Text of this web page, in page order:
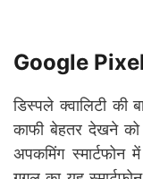
Google
डिस्पले क्वालिटी की
काफी बेहतर देखने को
अपकमिंग स्मार्टफोन